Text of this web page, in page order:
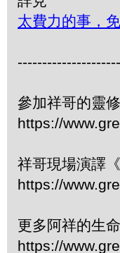
太費力的事，
參加祥哥的靈修
https://
祥哥現場演譯
https://
更多阿祥的生
https://